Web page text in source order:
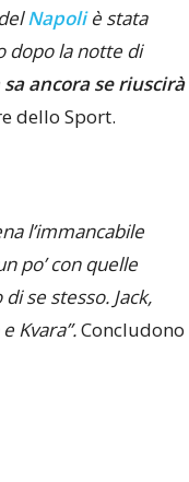
Napoliè stata
dopo la notte di
ancora se riuscirà
dello Sport.
l’immancabile
po’ con quelle
se stesso. Jack,
Kvara”.Concludono